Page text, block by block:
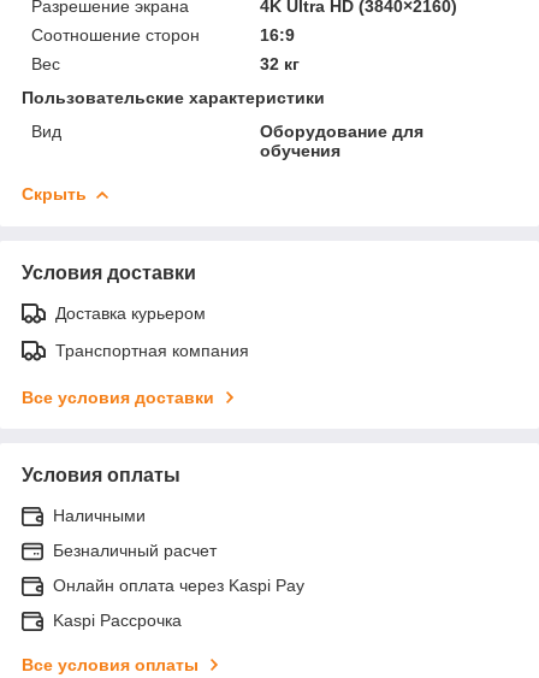
Разрешение экрана
4K Ultra HD (3840×2160)
Соотношение сторон
16:9
Вес
32 кг
Пользовательские характеристики
Вид
Оборудование для
обучения
Скрыть
Условия доставки
Доставка курьером
Транспортная компания
Все условия доставки
Условия оплаты
Наличными
Безналичный расчет
Онлайн оплата через Kaspi Pay
Kaspi Рассрочка
Все условия оплаты